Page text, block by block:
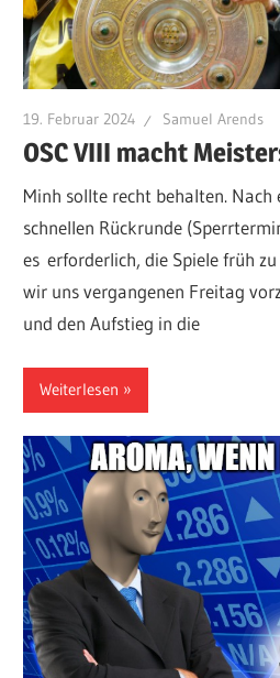
19. Februar 2024 Samuel Arends
OSC VIII macht
Minh sollte recht behalten. Nach
schnellen Rückrunde
es erforderlich, die Spiele früh
wir uns vergangenen Freitag
und den Aufstieg in die
Weiterlesen